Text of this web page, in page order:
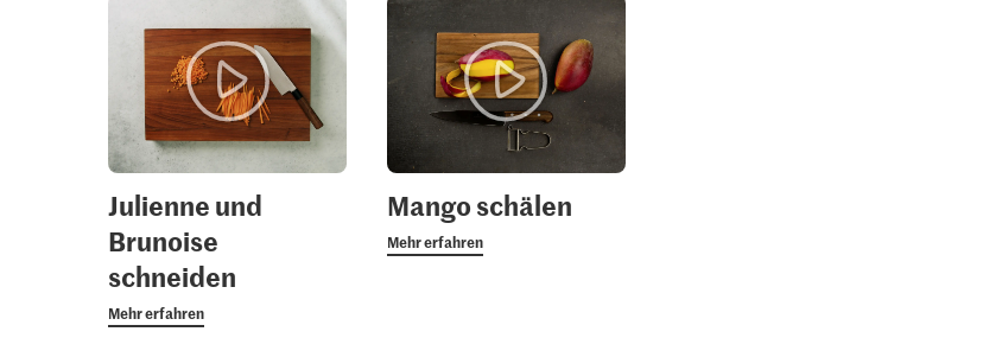
Julienne und
Brunoise
schneiden
Mehr erfahren
Mango schälen
Mehr erfahren